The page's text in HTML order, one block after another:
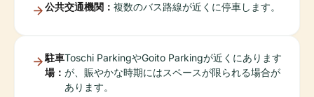
公共交通機関： 複数のバス路線が近くに停車します。
駐車
場：
Toschi ParkingやGoito Parkingが近くにあります
が、賑やかな時期にはスペースが限られる場合が
あります。